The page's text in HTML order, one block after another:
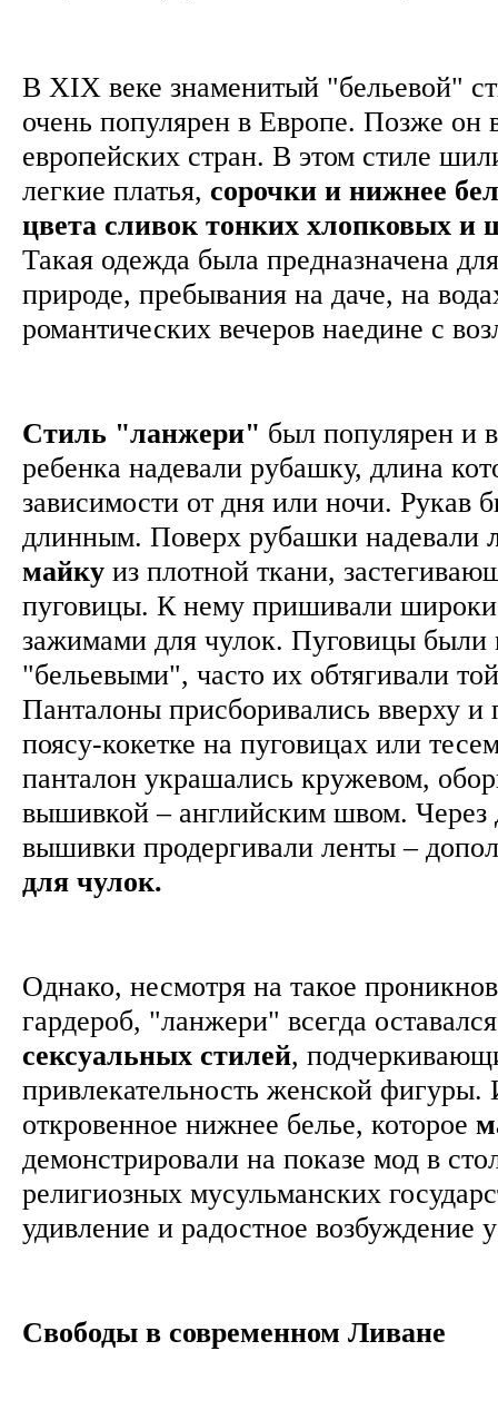
В XIX веке знаменитый "бельевой"
очень популярен в Европе. Позже он
европейских стран. В этом стиле
легкие платья, сорочки и нижнее
цвета сливок тонких хлопковых и
Такая одежда была предназначена
природе, пребывания на даче, на
романтических вечеров наедине с
Стиль "ланжери" был популярен и
ребенка надевали рубашку, длина
зависимости от дня или ночи. Рукав
длинным. Поверх рубашки надевали
майку из плотной ткани,
пуговицы. К нему пришивали
зажимами для чулок. Пуговицы были
"бельевыми", часто их обтягивали
Панталоны присборивались вверху
поясу-кокетке на пуговицах или
панталон украшались кружевом,
вышивкой – английским швом. Через
вышивки продергивали ленты –
для чулок.
Однако, несмотря на такое
гардероб, "ланжери" всегда
сексуальных стилей,
привлекательность женской
откровенное нижнее белье, которое
демонстрировали на показе мод в
религиозных мусульманских
удивление и радостное возбуждение
Свободы в современном Ливане